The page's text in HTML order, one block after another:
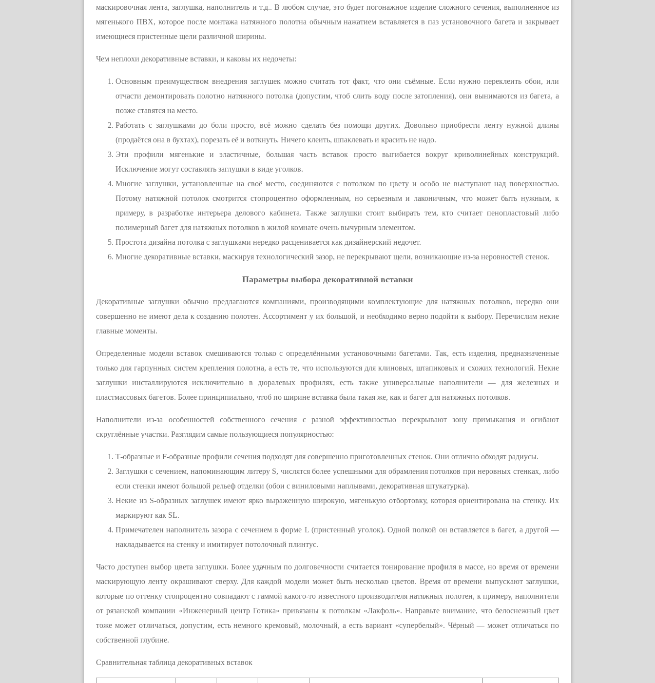
маскировочная лента, заглушка, наполнитель и т.д.. В любом случае, это будет погонажное изделие сложного сечения, выполненное из
мягенького ПВХ, которое после монтажа натяжного полотна обычным нажатием вставляется в паз установочного багета и закрывает
имеющиеся пристенные щели различной ширины.
Чем неплохи декоративные вставки, и каковы их недочеты:
Основным преимуществом внедрения заглушек можно считать тот факт, что они съёмные. Если нужно переклеить обои, или
отчасти демонтировать полотно натяжного потолка (допустим, чтоб слить воду после затопления), они вынимаются из багета, а
позже ставятся на место.
Работать с заглушками до боли просто, всё можно сделать без помощи других. Довольно приобрести ленту нужной длины
(продаётся она в бухтах), порезать её и воткнуть. Ничего клеить, шпаклевать и красить не надо.
Эти профили мягенькие и эластичные, большая часть вставок просто выгибается вокруг криволинейных конструкций.
Исключение могут составлять заглушки в виде уголков.
Многие заглушки, установленные на своё место, соединяются с потолком по цвету и особо не выступают над поверхностью.
Потому натяжной потолок смотрится стопроцентно оформленным, но серьезным и лаконичным, что может быть нужным, к
примеру, в разработке интерьера делового кабинета. Также заглушки стоит выбирать тем, кто считает пенопластовый либо
полимерный багет для натяжных потолков в жилой комнате очень вычурным элементом.
Простота дизайна потолка с заглушками нередко расценивается как дизайнерский недочет.
Многие декоративные вставки, маскируя технологический зазор, не перекрывают щели, возникающие из-за неровностей стенок.
Параметры выбора декоративной вставки
Декоративные заглушки обычно предлагаются компаниями, производящими комплектующие для натяжных потолков, нередко они
совершенно не имеют дела к созданию полотен. Ассортимент у их большой, и необходимо верно подойти к выбору. Перечислим некие
главные моменты.
Определенные модели вставок смешиваются только с определёнными установочными багетами. Так, есть изделия, предназначенные
только для гарпунных систем крепления полотна, а есть те, что используются для клиновых, штапиковых и схожих технологий. Некие
заглушки инсталлируются исключительно в дюралевых профилях, есть также универсальные наполнители — для железных и
пластмассовых багетов. Более принципиально, чтоб по ширине вставка была такая же, как и багет для натяжных потолков.
Наполнители из-за особенностей собственного сечения с разной эффективностью перекрывают зону примыкания и огибают
скруглённые участки. Разглядим самые пользующиеся популярностью:
Т-образные и F-образные профили сечения подходят для совершенно приготовленных стенок. Они отлично обходят радиусы.
Заглушки с сечением, напоминающим литеру S, числятся более успешными для обрамления потолков при неровных стенках, либо
если стенки имеют большой рельеф отделки (обои с виниловыми наплывами, декоративная штукатурка).
Некие из S-образных заглушек имеют ярко выраженную широкую, мягенькую отбортовку, которая ориентирована на стенку. Их
маркируют как SL.
Примечателен наполнитель зазора с сечением в форме L (пристенный уголок). Одной полкой он вставляется в багет, а другой —
накладывается на стенку и имитирует потолочный плинтус.
Часто доступен выбор цвета заглушки. Более удачным по долговечности считается тонирование профиля в массе, но время от времени
маскирующую ленту окрашивают сверху. Для каждой модели может быть несколько цветов. Время от времени выпускают заглушки,
которые по оттенку стопроцентно совпадают с гаммой какого-то известного производителя натяжных полотен, к примеру, наполнители
от рязанской компании «Инженерный центр Готика» привязаны к потолкам «Лакфоль». Направьте внимание, что белоснежный цвет
тоже может отличаться, допустим, есть немного кремовый, молочный, а есть вариант «супербелый». Чёрный — может отличаться по
собственной глубине.
Сравнительная таблица декоративных вставок